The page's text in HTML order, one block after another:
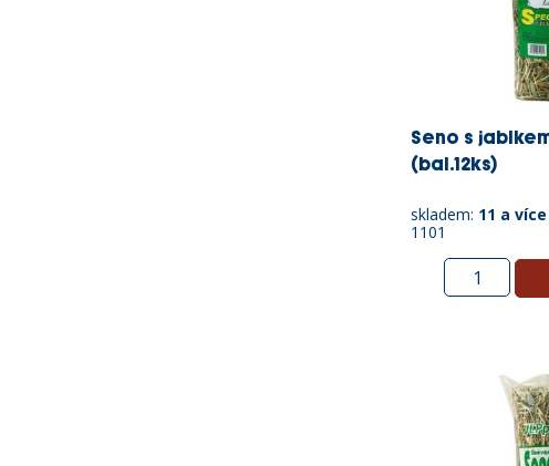
Seno s
(bal.12ks)
skladem: 11 a
1101